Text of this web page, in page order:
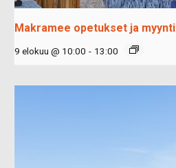
Makramee opetukset ja myynti
9 elokuu @ 10:00 - 13:00